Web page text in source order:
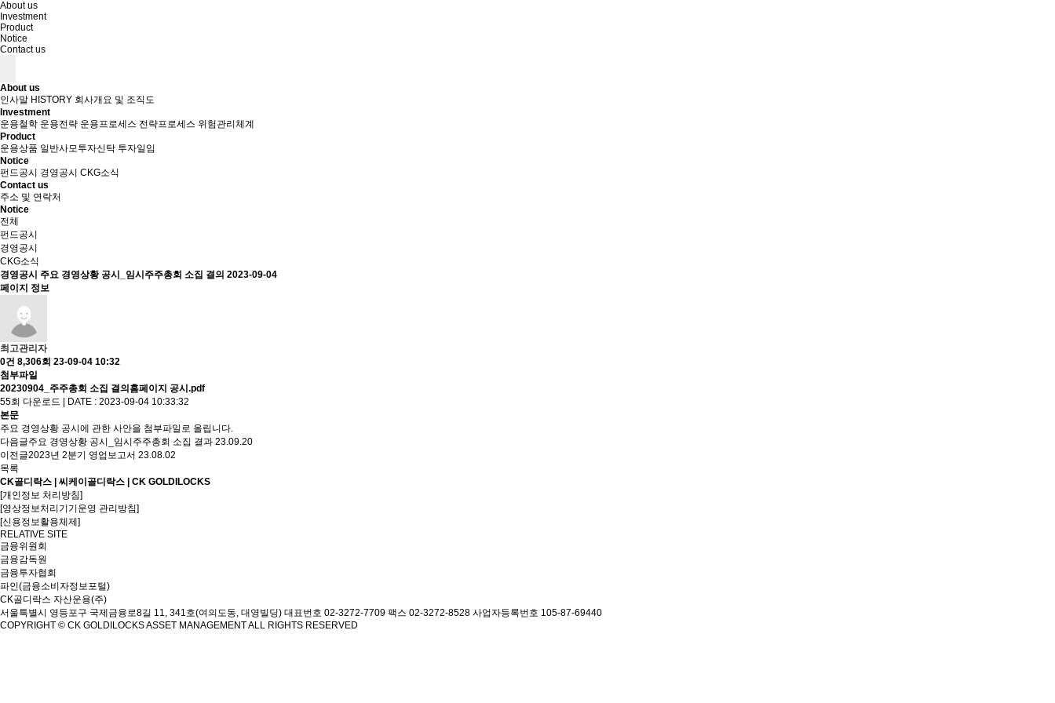
About us
Investment
Product
Notice
Contact us
About us
인사말 HISTORY 회사개요 및 조직도
Investment
운용철학 운용전략 운용프로세스 전략프로세스 위험관리체계
Product
운용상품 일반사모투자신탁 투자일임
Notice
펀드공시
경영공시 CKG소식
Contact us
주소 및 연락처
Notice
전체
펀드공시
경영공시
CKG소식
경영공시 주요 경영상황 공시_임시주주총회 소집 결의 2023-09-04
페이지 정보
최고관리자
0건 8,306회 23-09-04 10:32
첨부파일
20230904_주주총회 소집 결의홈페이지 공시.pdf
55회 다운로드 | DATE : 2023-09-04 10:33:32
본문
주요 경영상황 공시에 관한 사안을 첨부파일로 올립니다.
다음글주요 경영상황 공시_임시주주총회 소집 결과 23.09.20
이전글2023년 2분기 영업보고서 23.08.02
목록
CK골디락스 | 씨케이골디락스 | CK GOLDILOCKS
[개인정보 처리방침]
[영상정보처리기기운영 관리방침]
[신용정보활용체제]
RELATIVE SITE
금융위원회
금융감독원
금융투자협회
파인(금융소비자정보포털)
CK골디락스 자산운용(주)
서울특별시 영등포구 국제금융로8길 11, 341호(여의도동, 대영빌딩) 대표번호 02-3272-7709 팩스 02-3272-8528 사업자등록번호 105-87-69440
COPYRIGHT © CK GOLDILOCKS ASSET MANAGEMENT ALL RIGHTS RESERVED